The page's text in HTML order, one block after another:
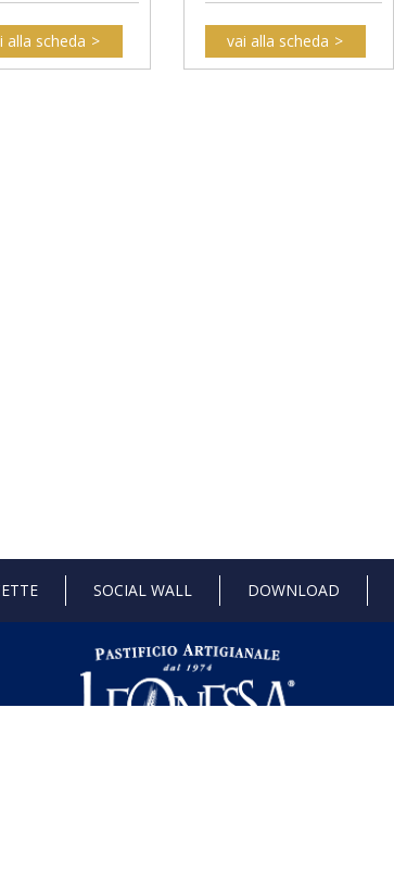
alla scheda vai alla scheda
SOCIAL WALL DOWNLOAD